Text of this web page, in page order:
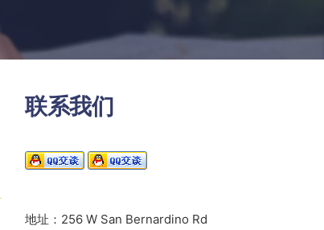
联系我们
地址：256 W San Bernardino Rd